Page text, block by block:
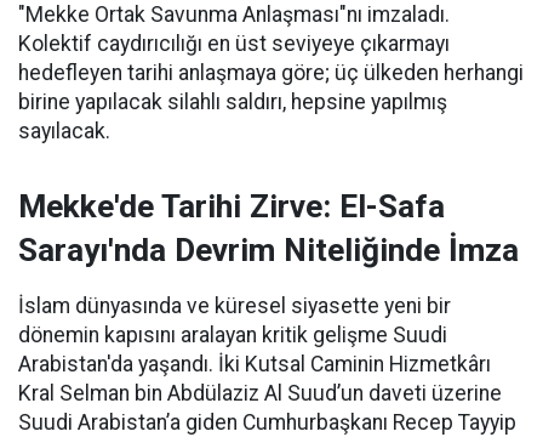
"Mekke Ortak Savunma Anlaşması"nı imzaladı.
Kolektif caydırıcılığı en üst seviyeye çıkarmayı
hedefleyen tarihi anlaşmaya göre; üç ülkeden herhangi
birine yapılacak silahlı saldırı, hepsine yapılmış
sayılacak.
Mekke'de Tarihi Zirve: El-Safa
Sarayı'nda Devrim Niteliğinde İmza
İslam dünyasında ve küresel siyasette yeni bir
dönemin kapısını aralayan kritik gelişme Suudi
Arabistan'da yaşandı. İki Kutsal Caminin Hizmetkârı
Kral Selman bin Abdülaziz Al Suud’un daveti üzerine
Suudi Arabistan’a giden Cumhurbaşkanı Recep Tayyip